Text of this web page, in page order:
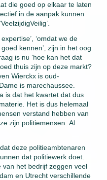
die goed op elkaar te laten
in de aanpak kunnen
‘omdat we de
kennen’, zijn in het oog
is nu ‘hoe kan het dat
thuis zijn op deze markt?
Wierckx is oud-
is marechaussee.
is dat het kwartet dat dus
Het is dus helemaal
verstand hebben van
zijn politiemensen. Al
deze politieambtenaren
dat politiewerk doet.
van het bedrijf zeggen veel
en Utrecht verschillende